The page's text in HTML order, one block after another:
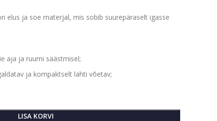
elus ja soe materjal, mis sobib suurepäraselt igasse
aja ja ruumi säästmisel;
ja kompaktselt lahti võetav;
LISA KORVI